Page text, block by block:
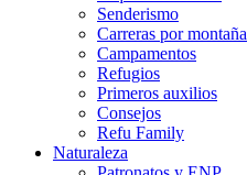
Senderismo
Carreras por montaña
Campamentos
Refugios
Primeros auxilios
Consejos
Refu Family
Naturaleza